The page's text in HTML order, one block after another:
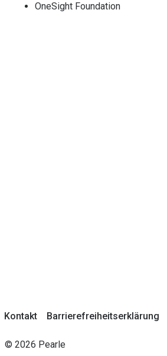
OneSight Foundation
Kontakt Barrierefreiheitserklärung
© 2026 Pearle